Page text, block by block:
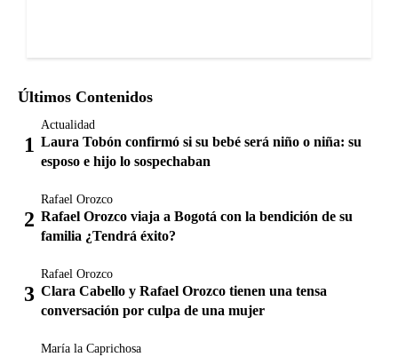
Últimos Contenidos
Actualidad
Laura Tobón confirmó si su bebé será niño o niña: su
esposo e hijo lo sospechaban
Rafael Orozco
Rafael Orozco viaja a Bogotá con la bendición de su
familia ¿Tendrá éxito?
Rafael Orozco
Clara Cabello y Rafael Orozco tienen una tensa
conversación por culpa de una mujer
María la Caprichosa